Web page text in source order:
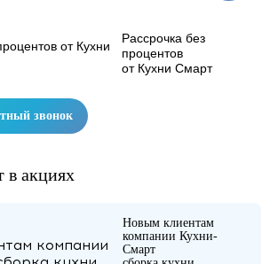
Рассрочка без
процентов
от Кухни Смарт
звонок
в акциях
Новым клиентам
компании Кухни-
Смарт